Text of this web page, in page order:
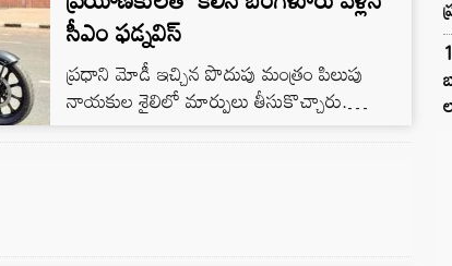
పీఎం అయి.. నెహ్రూ రికార్డు కూడా బద్దలు
కొడతారని బీజేపీ ధీమాగా ఉంది. కానీ క్షేత్రస్థాయిలో
పరిస్థితులు అందుకు అనుకూలంగా ఉన్నాయా..?
మోడీ వ్యక్తిగత ఛరిష్మా సరే..…
సీఎం ఫడ్నవిస్
ప్రధాని మోడీ ఇచ్చిన పొదుపు మంత్రం పిలుపు
నాయకుల శైలిలో మార్పులు తీసుకొచ్చారు.
హెలికాప్టర్లు ఉంటాయి. ఎక్కడికి వెళ్లాలన్న